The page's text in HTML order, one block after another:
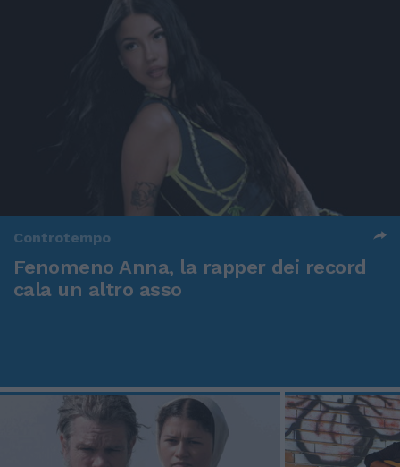
Controtempo
Fenomeno Anna, la rapper dei record
cala un altro asso